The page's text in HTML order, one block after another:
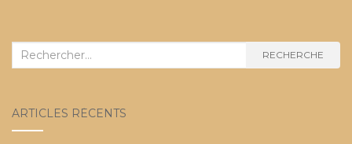
Recherche : RECHERCHE
ARTICLES RÉCENTS